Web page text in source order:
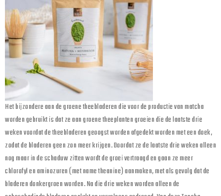
Het bijzondere aan de groene theebladeren die voor de productie van matcha
worden gebruikt is dat ze aan groene theeplanten groeien die de laatste drie
weken voordat de theebladeren geoogst worden afgedekt worden met een doek,
zodat de bladeren geen zon meer krijgen. Doordat ze de laatste drie weken alleen
nog maar in de schaduw zitten wordt de groei vertraagd en gaan ze meer
chlorofyl en aminozuren (met name theanine) aanmaken, met als gevolg dat de
bladeren donkergroen worden. Na die drie weken worden alleen de